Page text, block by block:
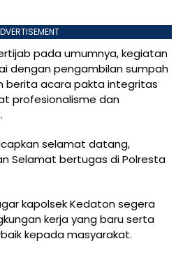
pada umumnya, kegiatan
dengan pengambilan sumpah
berita acara pakta integritas
profesionalisme dan
selamat datang,
Selamat bertugas di Polresta
kapolsek Kedaton segera
kerja yang baru serta
kepada masyarakat.